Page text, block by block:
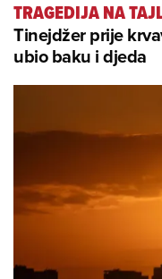
TRAGEDIJA NA
Tinejdžer prije
ubio baku i djeda